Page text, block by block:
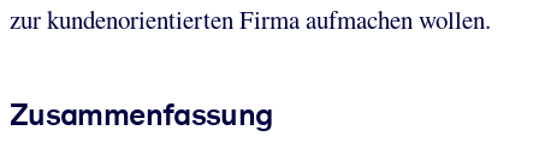
zur kundenorientierten Firma aufmachen wollen.
Zusammenfassung